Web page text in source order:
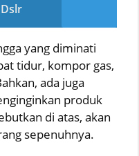
yang diminati
tidur, kompor gas,
ada juga
produk
di atas, akan
sepenuhnya.